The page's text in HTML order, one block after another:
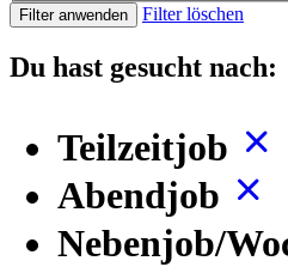
Filter anwenden Filter löschen
Du hast gesucht nach:
Teilzeitjob
Abendjob
Nebenjob/